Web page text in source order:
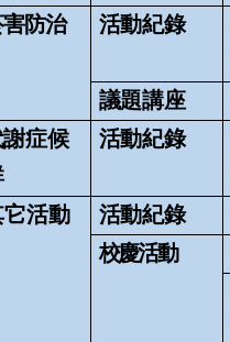
防治 活動紀錄
議題講座
症候
活動紀錄
活動
活動紀錄
校慶活動